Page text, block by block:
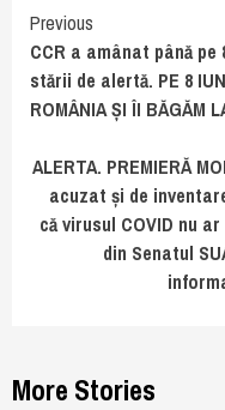
Continue
Reading
Previous
CCR a amânat până
stării de alertă. PE 8
ROMÂNIA ȘI ÎI BĂGĂM
ALERTA. PREMIERĂ
acuzat și de
că virusul COVID nu
din Senatul
More Stories